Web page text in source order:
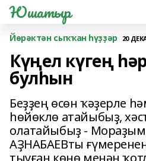
Юшатыр
Йөрәктән сыҡҡан һүҙҙәр 20
Күңел күгең
булһын
Беҙҙең өсөн ҡәҙерле
һөйөклө атайыбыҙ,
олатайыбыҙ -
АҘНАБАЕВты
тыуған көнө менән